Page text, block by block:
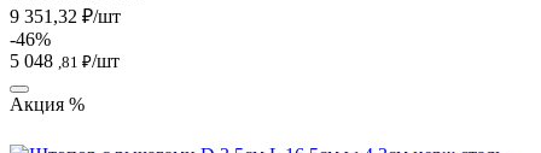
9 351,32 ₽/шт
-46%
5 048 ,81 ₽/шт
Акция %